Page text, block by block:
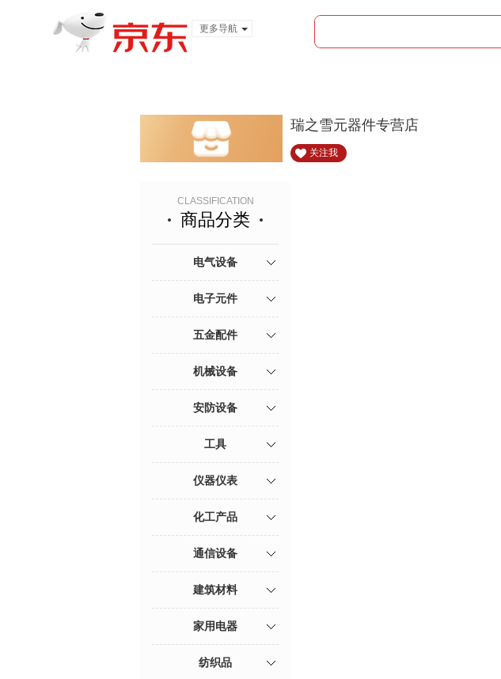
更多导航
瑞之雪元器件专营店
关注我
CLASSIFICATION
商品分类
电气设备
电子元件
五金配件
机械设备
安防设备
工具
仪器仪表
化工产品
通信设备
建筑材料
家用电器
纺织品